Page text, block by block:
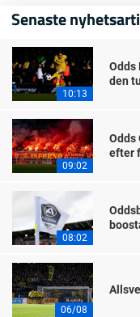
Senaste
10:13
Odds
den
09:02
Odds
efter
08:02
06/08